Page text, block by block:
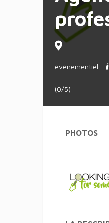
événementiel
(0/5)
PHOTOS